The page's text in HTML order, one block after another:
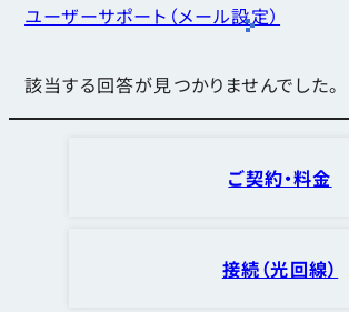
ユーザーサポート（メール設定）
該当する回答が見つかりませんでした。
ご契約・料金
接続（光回線）